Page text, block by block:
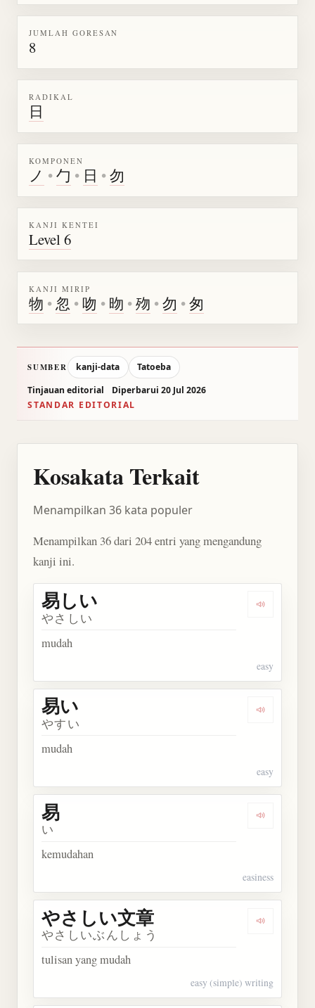
JUMLAH GORESAN
8
RADIKAL
日
KOMPONEN
ノ •勹 • 日 •勿
KANJI KENTEI
Level 6
KANJI MIRIP
物 • 忽 •吻 • 昒 •歾 •勿 •匆
SUMBER kanji-data
Tatoeba
Tinjauan editorial
Diperbarui 20 Jul 2026
STANDAR EDITORIAL
Kosakata Terkait
Menampilkan 36 kata populer
Menampilkan 36 dari 204 entri yang mengandung
kanji ini.
Dengarkan
易しい
やさしい
mudah
easy
Dengarkan
易い
やすい
mudah
easy
Dengarkan
易
い
kemudahan
easiness
Dengarkan
やさしい文章
やさしいぶんしょう
tulisan yang mudah
easy (simple) writing